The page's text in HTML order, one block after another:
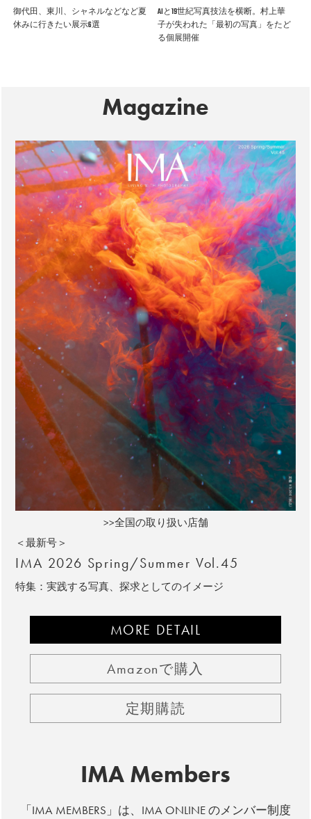
御代田、東川、シャネルなどなど夏
休みに行きたい展示6選
AIと19世紀写真技法を横断。村上華
子が失われた「最初の写真」をたど
る個展開催
Magazine
>>全国の取り扱い店舗
＜最新号＞
IMA 2026 Spring/Summer Vol.45
特集：実践する写真、探求としてのイメージ
MORE DETAIL
Amazonで購入
定期購読
IMA Members
「IMA MEMBERS」は、IMA ONLINE のメンバー制度